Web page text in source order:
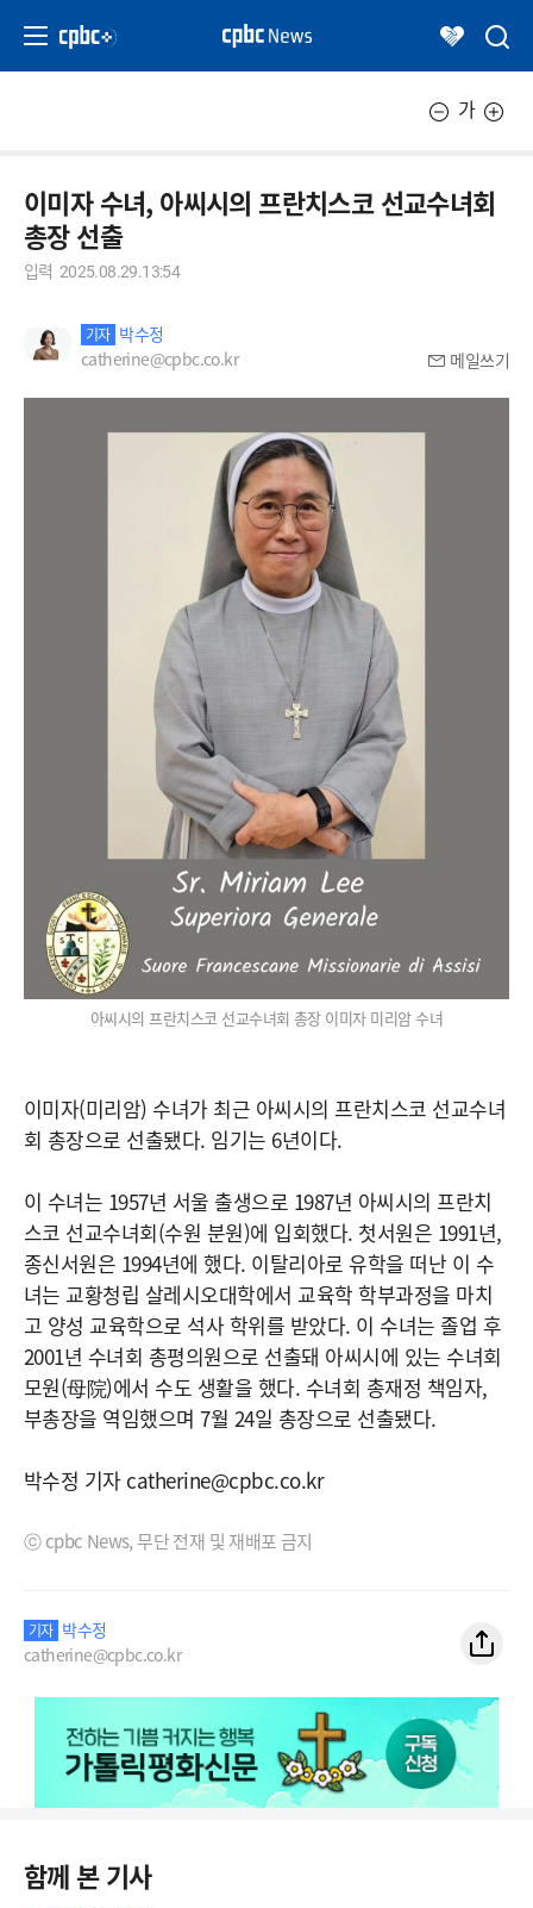
가
이미자 수녀, 아씨시의 프란치스코 선교수녀회
총장 선출
입력 2025.08.29.13:54
기자 박수정
catherine@cpbc.co.kr
메일쓰기
아씨시의 프란치스코 선교수녀회 총장 이미자 미리암 수녀
이미자(미리암) 수녀가 최근 아씨시의 프란치스코 선교수녀
회 총장으로 선출됐다. 임기는 6년이다.
이 수녀는 1957년 서울 출생으로 1987년 아씨시의 프란치
스코 선교수녀회(수원 분원)에 입회했다. 첫서원은 1991년,
종신서원은 1994년에 했다. 이탈리아로 유학을 떠난 이 수
녀는 교황청립 살레시오대학에서 교육학 학부과정을 마치
고 양성 교육학으로 석사 학위를 받았다. 이 수녀는 졸업 후
2001년 수녀회 총평의원으로 선출돼 아씨시에 있는 수녀회
모원(母院)에서 수도 생활을 했다. 수녀회 총재정 책임자,
부총장을 역임했으며 7월 24일 총장으로 선출됐다.
박수정 기자 catherine@cpbc.co.kr
ⓒ cpbc News, 무단 전재 및 재배포 금지
기자 박수정
catherine@cpbc.co.kr
함께 본 기사